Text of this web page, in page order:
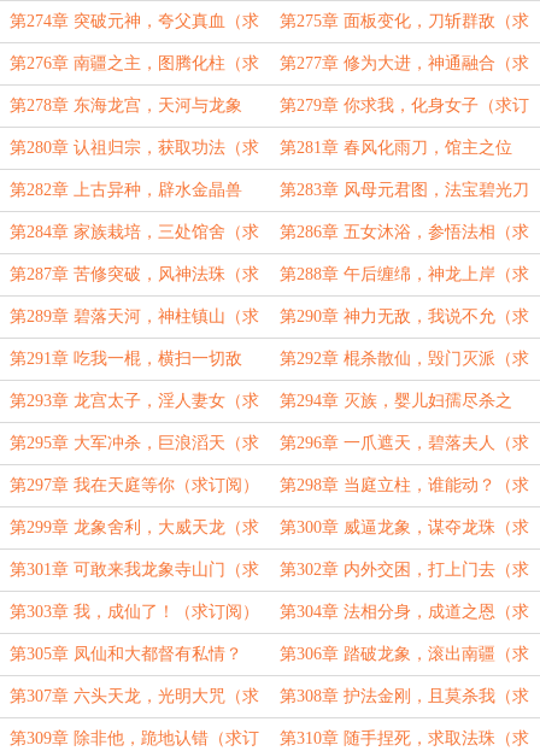
（求订阅） 阅）
第274章 突破元神，夸父真血（求
订阅）
第275章 面板变化，刀斩群敌（求
订阅）
第276章 南疆之主，图腾化柱（求
订阅）
第277章 修为大进，神通融合（求
订阅）
第278章 东海龙宫，天河与龙象
（求订阅）
第279章 你求我，化身女子（求订
阅）
第280章 认祖归宗，获取功法（求
订阅）
第281章 春风化雨刀，馆主之位
（求订阅）
第282章 上古异种，辟水金晶兽
（求订阅）
第283章 风母元君图，法宝碧光刀
（求订阅）
第284章 家族栽培，三处馆舍（求
订阅）
第286章 五女沐浴，参悟法相（求
订阅）
第287章 苦修突破，风神法珠（求
订阅）
第288章 午后缠绵，神龙上岸（求
订阅）
第289章 碧落天河，神柱镇山（求
订阅）
第290章 神力无敌，我说不允（求
订阅）
第291章 吃我一棍，横扫一切敌
（求订阅）
第292章 棍杀散仙，毁门灭派（求
订阅）
第293章 龙宫太子，淫人妻女（求
订阅）
第294章 灭族，婴儿妇孺尽杀之
（求订阅）
第295章 大军冲杀，巨浪滔天（求
订阅）
第296章 一爪遮天，碧落夫人（求
订阅）
第297章 我在天庭等你（求订阅） 第298章 当庭立柱，谁能动？（求
订阅）
第299章 龙象舍利，大威天龙（求
订阅）
第300章 威逼龙象，谋夺龙珠（求
订阅）
第301章 可敢来我龙象寺山门（求
订阅）
第302章 内外交困，打上门去（求
订阅）
第303章 我，成仙了！（求订阅） 第304章 法相分身，成道之恩（求
订阅）
第305章 凤仙和大都督有私情？
（求订阅）
第306章 踏破龙象，滚出南疆（求
订阅）
第307章 六头天龙，光明大咒（求
订阅）
第308章 护法金刚，且莫杀我（求
订阅）
第309章 除非他，跪地认错（求订 第310章 随手捏死，求取法珠（求